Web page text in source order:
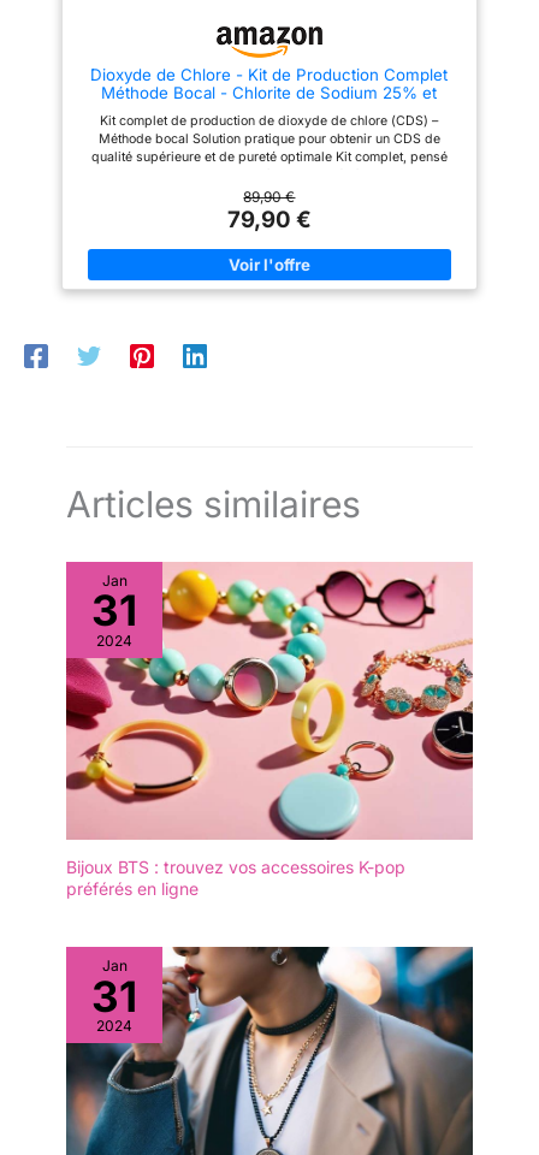
Dioxyde de Chlore - Kit de Production Complet
Méthode Bocal - Chlorite de Sodium 25% et
Acide chlorhydrique 4% - Fabrication du CDS
(réactifs + Accessoires)
Kit complet de production de dioxyde de chlore (CDS) –
Méthode bocal Solution pratique pour obtenir un CDS de
qualité supérieure et de pureté optimale Kit complet, pensé
kit comprend : -2 flacons en verre de 500 mL, contenant les
réactifs : 1 flacon de chlorite de sodium (NaClO₂) à 25 % 1
flacon d’acide chlorhydrique (HCl) à 4 % -1 bocal en verre
résistant de 500 mL + joint en silicone -1 verre résistant -1
flacon vide en verre avec bouchon extra-étanche -1 gobelet
doseur de 20 mL
89,90 €
79,90 €
Articles similaires
Jan
31
2024
Bijoux BTS : trouvez vos accessoires K-pop
préférés en ligne
Jan
31
2024